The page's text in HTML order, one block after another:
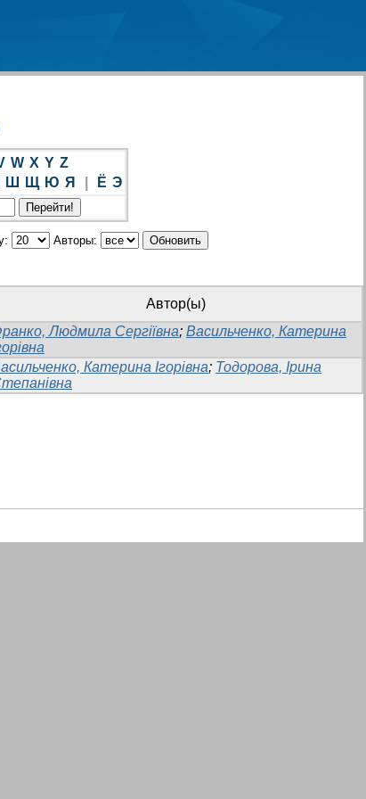
W X Y Z
Ш Щ Ю Я Ё Э
Авторы:
Автор(ы)
Людмила Сергіївна; Васильченко, Катерина
Катерина Ігорівна; Тодорова, Ірина